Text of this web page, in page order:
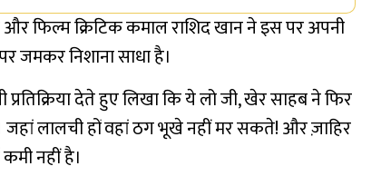
फिल्म क्रिटिक कमाल राशिद खान ने इस पर अपनी
जमकर निशाना साधा है।
देते हुए लिखा कि ये लो जी, खेर साहब ने फिर
जहां लालची हों वहां ठग भूखे नहीं मर सकते! और ज़ाहिर
नहीं है।